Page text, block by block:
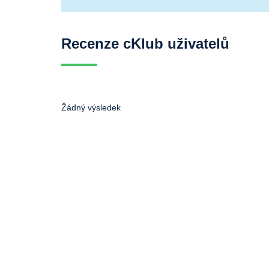
Recenze cKlub uživatelů
Žádný výsledek